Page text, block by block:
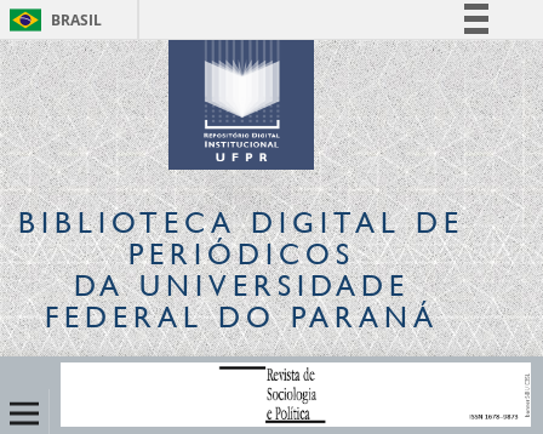
BRASIL
Simplifique!
Comunica BR
Participe
Acesso à informação
Legislação
Canais
BIBLIOTECA DIGITALDE
PERIÓDICOS
DA UNIVERSIDADE
FEDERAL DO PARANÁ